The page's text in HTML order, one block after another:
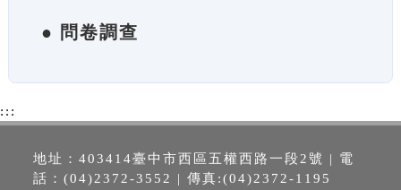
● 問卷調查
:::
地址：403414臺中市西區五權西路一段2號 | 電
話：(04)2372-3552 | 傳真:(04)2372-1195